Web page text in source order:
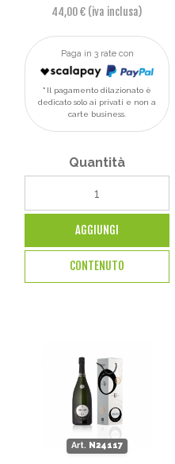
44,00 € (iva inclusa)
Paga in 3 rate con
Il pagamento dilazionato è
dedicato solo ai privati e non a
carte business.
Quantità
AGGIUNGI
CONTENUTO
Art. N24117